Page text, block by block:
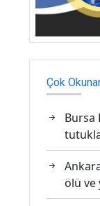
Çok
Bursa
ölü ve